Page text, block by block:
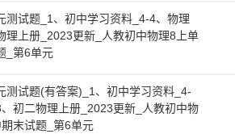
测试题_1、初中学习资料_4-4、物理
理上册_2023更新_人教初中物理8上单
_第6单元
测试题(有答案)_1、初中学习资料_4-
初二物理上册_2023更新_人教初中物
末试题_第6单元